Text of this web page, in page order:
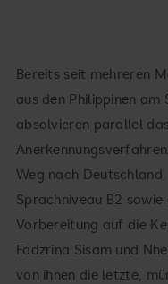
Bereits seit mehreren
aus den Philippinen am
absolvieren parallel
Weg nach
Sprachniveau B2
Vorbereitung auf die
Fadzrina Sisam und
von ihnen die letzte,